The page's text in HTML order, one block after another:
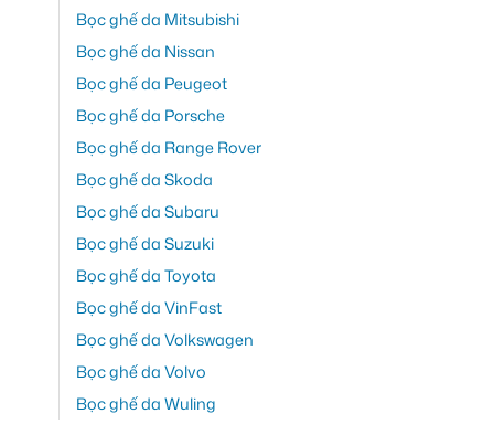
Bọc ghế da Mitsubishi
Bọc ghế da Nissan
Bọc ghế da Peugeot
Bọc ghế da Porsche
Bọc ghế da Range Rover
Bọc ghế da Skoda
Bọc ghế da Subaru
Bọc ghế da Suzuki
Bọc ghế da Toyota
Bọc ghế da VinFast
Bọc ghế da Volkswagen
Bọc ghế da Volvo
Bọc ghế da Wuling